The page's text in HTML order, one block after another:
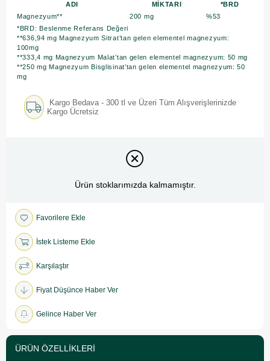
ADI MİKTARI
*BRD
Magnezyum**
200 mg
%53
*BRD: Beslenme Referans Değeri
**636,94 mg Magnezyum Sitrat’tan gelen elementel magnezyum:
100mg
**333,4 mg Magnezyum Malat’tan gelen elementel magnezyum: 50 mg
**250 mg Magnezyum Bisglisinat’tan gelen elementel magnezyum: 50
mg
Kargo Bedava - 300 tl ve Üzeri Tüm Alışverişlerinizde
Kargo Ücretsiz
Ürün stoklarımızda kalmamıştır.
Favorilere Ekle
İstek Listeme Ekle
Karşılaştır
Fiyat Düşünce Haber Ver
Gelince Haber Ver
ÜRÜN ÖZELLIKLERI